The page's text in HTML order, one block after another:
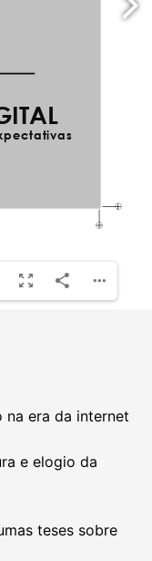
na era da internet
e elogio da
teses sobre